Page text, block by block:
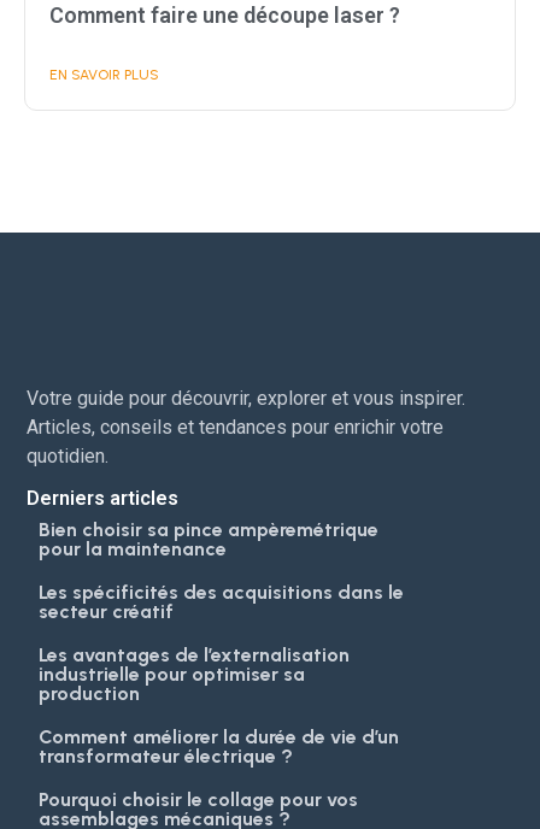
Comment faire une découpe laser ?
EN SAVOIR PLUS
Votre guide pour découvrir, explorer et vous inspirer.
Articles, conseils et tendances pour enrichir votre
quotidien.
Derniers articles
Bien choisir sa pince ampèremétrique
pour la maintenance
Les spécificités des acquisitions dans le
secteur créatif
Les avantages de l’externalisation
industrielle pour optimiser sa
production
Comment améliorer la durée de vie d’un
transformateur électrique ?
Pourquoi choisir le collage pour vos
assemblages mécaniques ?